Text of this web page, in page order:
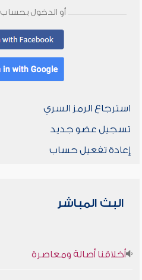
أو الدخول بحساب
استرجاع الرمز السري
تسجيل عضو جديد
إعادة تفعيل حساب
البث المباشر
أخلاقنا أصالة ومعاصرة